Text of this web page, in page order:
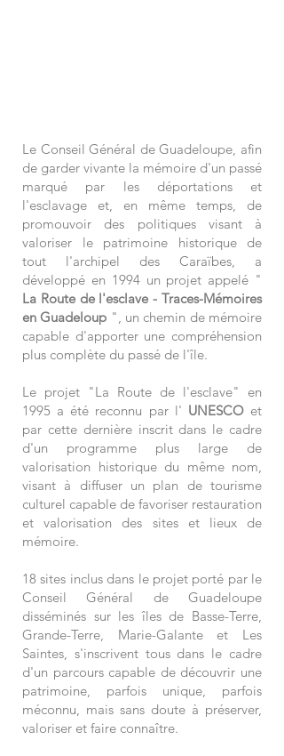
Le Conseil Général de Guadeloupe, afin
de garder vivante la mémoire d'un passé
marqué par les déportations et
l'esclavage et, en même temps, de
promouvoir des politiques visant à
valoriser le patrimoine historique de
tout l'archipel des Caraïbes, a
développé en 1994 un projet appelé "
La Route de l'esclave - Traces-Mémoires
en Guadeloup ", un chemin de mémoire
capable d'apporter une compréhension
plus complète du passé de l'île.
Le projet "La Route de l'esclave" en
1995 a été reconnu par l' UNESCOet
par cette dernière inscrit dans le cadre
d'un programme plus large de
valorisation historique du même nom,
visant à diffuser un plan de tourisme
culturel capable de favoriser restauration
et valorisation des sites et lieux de
mémoire.
18 sites inclus dans le projet porté par le
Conseil Général de Guadeloupe
disséminés sur les îles de Basse-Terre,
Grande-Terre, Marie-Galante et Les
Saintes, s'inscrivent tous dans le cadre
d'un parcours capable de découvrir une
patrimoine, parfois unique, parfois
méconnu, mais sans doute à préserver,
valoriser et faire connaître.